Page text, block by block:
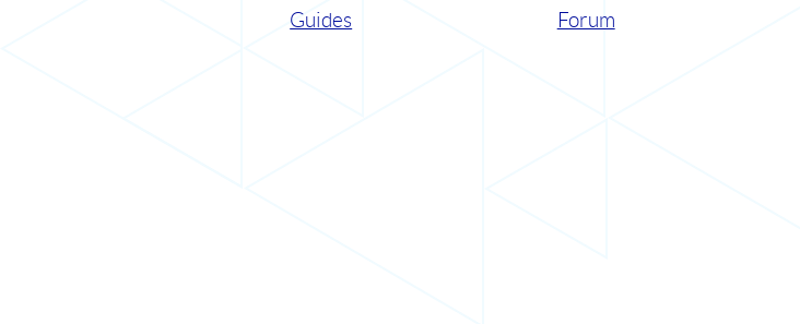
Guides Forum